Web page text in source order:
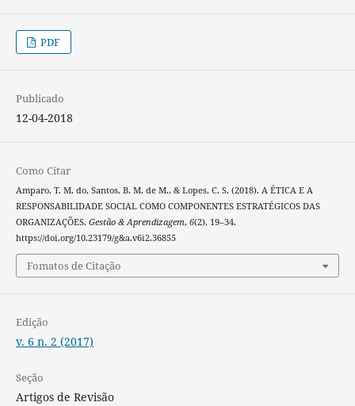
PDF
Publicado
12-04-2018
Como Citar
Amparo, T. M. do, Santos, B. M. de M., & Lopes, C. S. (2018). A ÉTICA E A
RESPONSABILIDADE SOCIAL COMO COMPONENTES ESTRATÉGICOS DAS
ORGANIZAÇÕES. Gestão & Aprendizagem, 6(2), 19–34.
https://doi.org/10.23179/g&a.v6i2.36855
Fomatos de Citação
Edição
v. 6 n. 2 (2017)
Seção
Artigos de Revisão